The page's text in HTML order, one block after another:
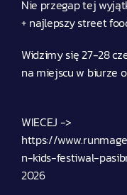
Nie przegap tej
+ najlepszy street
Widzimy się 27-28
na miejscu w biurze
https://
n-kids-festiwal-
2026